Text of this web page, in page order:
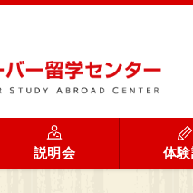
説明会 体